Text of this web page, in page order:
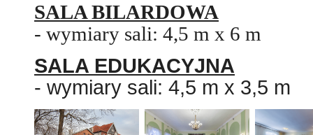
SALA BILARDOWA
- wymiary sali: 4,5 m x 6 m
SALA EDUKACYJNA
- wymiary sali: 4,5 m x 3,5 m